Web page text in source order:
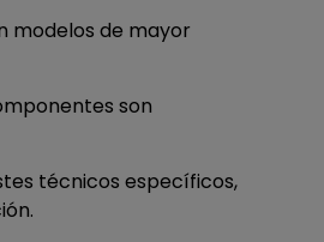
modelos de mayor
son
técnicos específicos,